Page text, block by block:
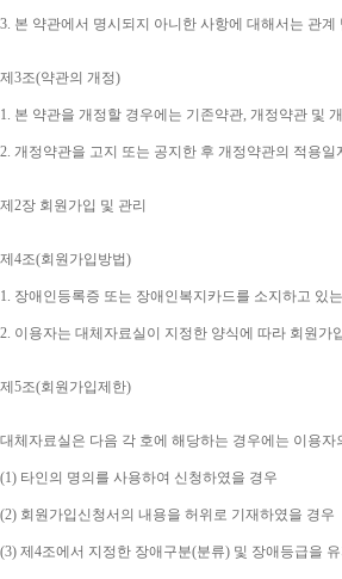
3. 본 약관에서 명시되지 아니한 사항에 대해서는 관
제 3조(약관의 개정)
1. 본 약관을 개정할 경우에는 기존약관, 개정약관 및
2. 개정약관을 고지 또는 공지한 후 개정약관의 적용일
제 2장 회원가입 및 관리
제 4조(회원가입방법)
1. 장애인등록증 또는 장애인복지카드를 소지하고 있
2. 이용자는 대체자료실이 지정한 양식에 따라 회원가
제 5조(회원가입제한)
대체자료실은 다음 각 호에 해당하는 경우에는 이용
(1) 타인의 명의를 사용하여 신청하였을 경우
(2) 회원가입신청서의 내용을 허위로 기재하였을 경우
(3) 제 4조에서 지정한 장애구분(분류) 및 장애등급을